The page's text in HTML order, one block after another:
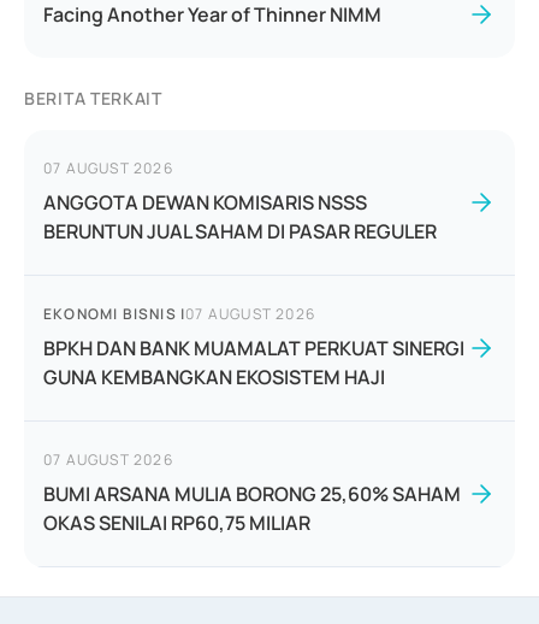
Facing Another Year of Thinner NIMM
BERITA TERKAIT
07 AUGUST 2026
ANGGOTA DEWAN KOMISARIS NSSS
BERUNTUN JUAL SAHAM DI PASAR REGULER
EKONOMI BISNIS |07 AUGUST 2026
BPKH DAN BANK MUAMALAT PERKUAT SINERGI
GUNA KEMBANGKAN EKOSISTEM HAJI
07 AUGUST 2026
BUMI ARSANA MULIA BORONG 25,60% SAHAM
OKAS SENILAI RP60,75 MILIAR